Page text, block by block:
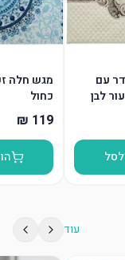
עם
לבן
מגש חלה
כחול
עוד